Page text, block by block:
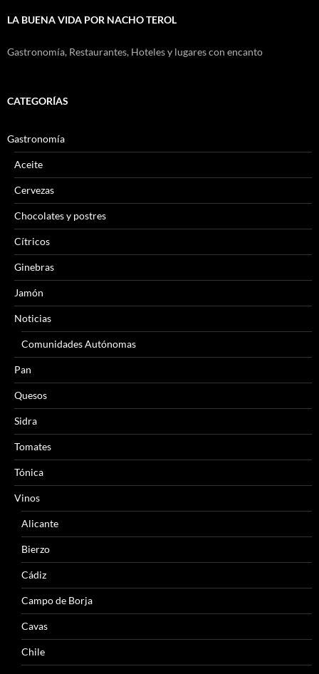
LA BUENA VIDA POR NACHO TEROL
Gastronomía, Restaurantes, Hoteles y lugares con encanto
CATEGORÍAS
Gastronomía
Aceite
Cervezas
Chocolates y postres
Cítricos
Ginebras
Jamón
Noticias
Comunidades Autónomas
Pan
Quesos
Sidra
Tomates
Tónica
Vinos
Alicante
Bierzo
Cádiz
Campo de Borja
Cavas
Chile